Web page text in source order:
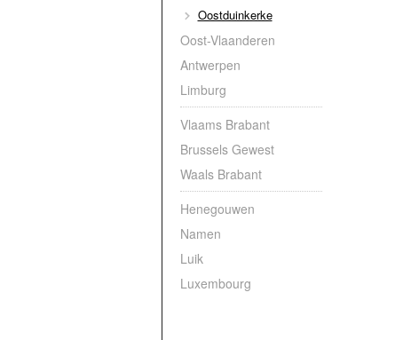
Oostduinkerke
Oost-Vlaanderen
Antwerpen
Limburg
Vlaams Brabant
Brussels Gewest
Waals Brabant
Henegouwen
Namen
Luik
Luxembourg